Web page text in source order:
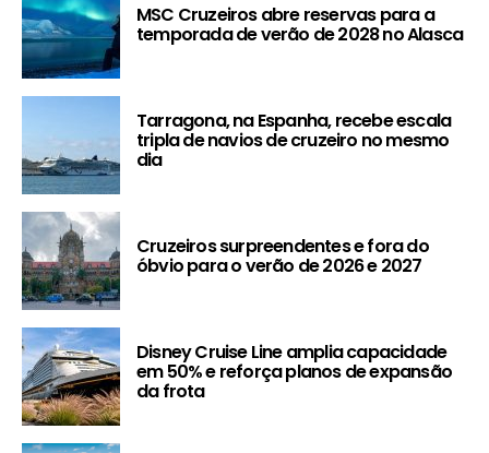
MSC Cruzeiros abre reservas para a
temporada de verão de 2028 no Alasca
Tarragona, na Espanha, recebe escala
tripla de navios de cruzeiro no mesmo
dia
Cruzeiros surpreendentes e fora do
óbvio para o verão de 2026 e 2027
Disney Cruise Line amplia capacidade
em 50% e reforça planos de expansão
da frota